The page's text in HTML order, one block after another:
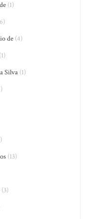
(1)
de (4)
(1)
Silva(1)
(13)
(3)